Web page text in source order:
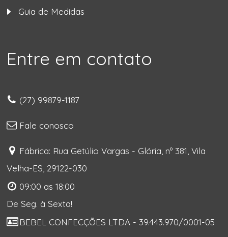
Guia de Medidas
Entre em contato
(27) 99879-1187
Fale conosco
Fábrica: Rua Getúlio Vargas - Glória, nº 381, Vila
Velha-ES, 29122-030
09:00 as 18:00
De Seg. à Sexta!
BEBEL CONFECÇÕES LTDA - 39.443.970/0001-05